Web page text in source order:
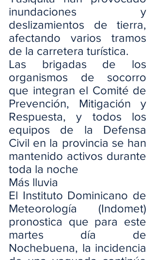
inundaciones y
deslizamientos de tierra,
afectando varios tramos
de la carretera turística.
Las brigadas de los
organismos de socorro
que integran el Comité de
Prevención, Mitigación y
Respuesta, y todos los
equipos de la Defensa
Civil en la provincia se han
mantenido activos durante
toda la noche
Más lluvia
El Instituto Dominicano de
Meteorología (Indomet)
pronostica que para este
martes día de
Nochebuena, la incidencia